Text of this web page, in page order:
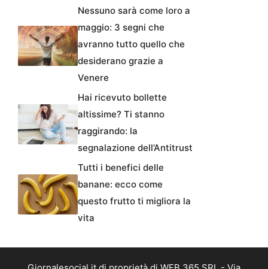
Nessuno sarà come loro a
maggio: 3 segni che
avranno tutto quello che
desiderano grazie a
Venere
Hai ricevuto bollette
altissime? Ti stanno
raggirando: la
segnalazione dell’Antitrust
Tutti i benefici delle
banane: ecco come
questo frutto ti migliora la
vita